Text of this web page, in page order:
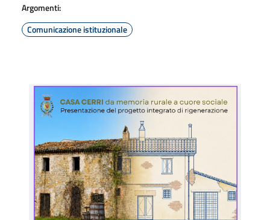
Argomenti:
Comunicazione istituzionale